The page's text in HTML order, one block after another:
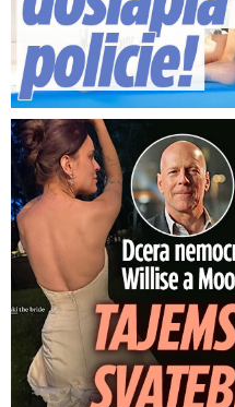
Dcera nemocného Willise a